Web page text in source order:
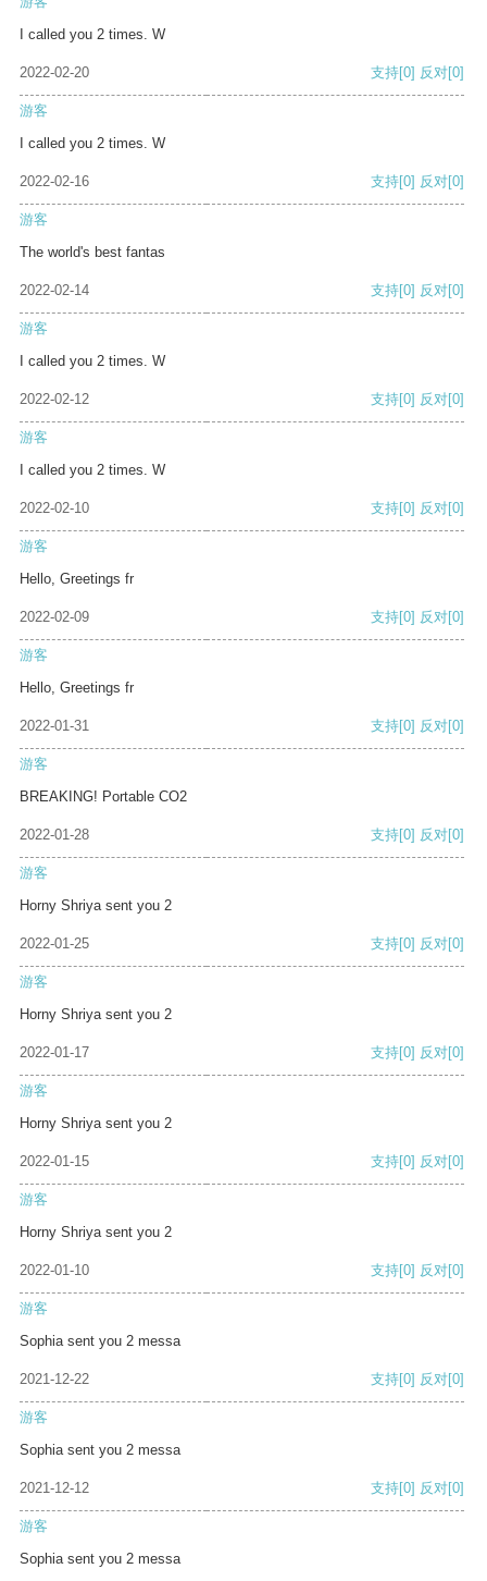
I called you 2 times. W
2022-02-20 支持[0] 反对[0]
游客
I called you 2 times. W
2022-02-16 支持[0] 反对[0]
游客
The world's best fantas
2022-02-14 支持[0] 反对[0]
游客
I called you 2 times. W
2022-02-12 支持[0] 反对[0]
游客
I called you 2 times. W
2022-02-10 支持[0] 反对[0]
游客
Hello, Greetings fr
2022-02-09 支持[0] 反对[0]
游客
Hello, Greetings fr
2022-01-31 支持[0] 反对[0]
游客
BREAKING! Portable CO2
2022-01-28 支持[0] 反对[0]
游客
Horny Shriya sent you 2
2022-01-25 支持[0] 反对[0]
游客
Horny Shriya sent you 2
2022-01-17 支持[0] 反对[0]
游客
Horny Shriya sent you 2
2022-01-15 支持[0] 反对[0]
游客
Horny Shriya sent you 2
2022-01-10 支持[0] 反对[0]
游客
Sophia sent you 2 messa
2021-12-22 支持[0] 反对[0]
游客
Sophia sent you 2 messa
2021-12-12 支持[0] 反对[0]
游客
Sophia sent you 2 messa